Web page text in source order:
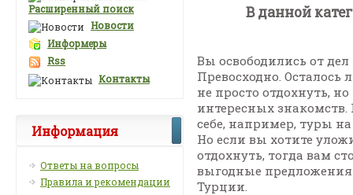
В данной
Вы освободились от
Превосходно. Осталось
не просто отдохнуть,
интересных
себе, например, туры
Но если вы хотите
отдохнуть, тогда вам
выгодные предложения
Турции.
Расширенный поиск
Новости
Информеры
Rss
Контакты
Информация
Ответы на вопросы
Правила и рекомендации